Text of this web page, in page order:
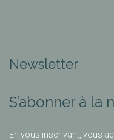
Newsletter
S’abonner à la
En vous inscrivant, vous